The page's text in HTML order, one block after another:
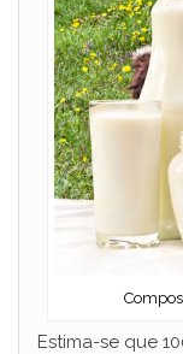
Estima-se que